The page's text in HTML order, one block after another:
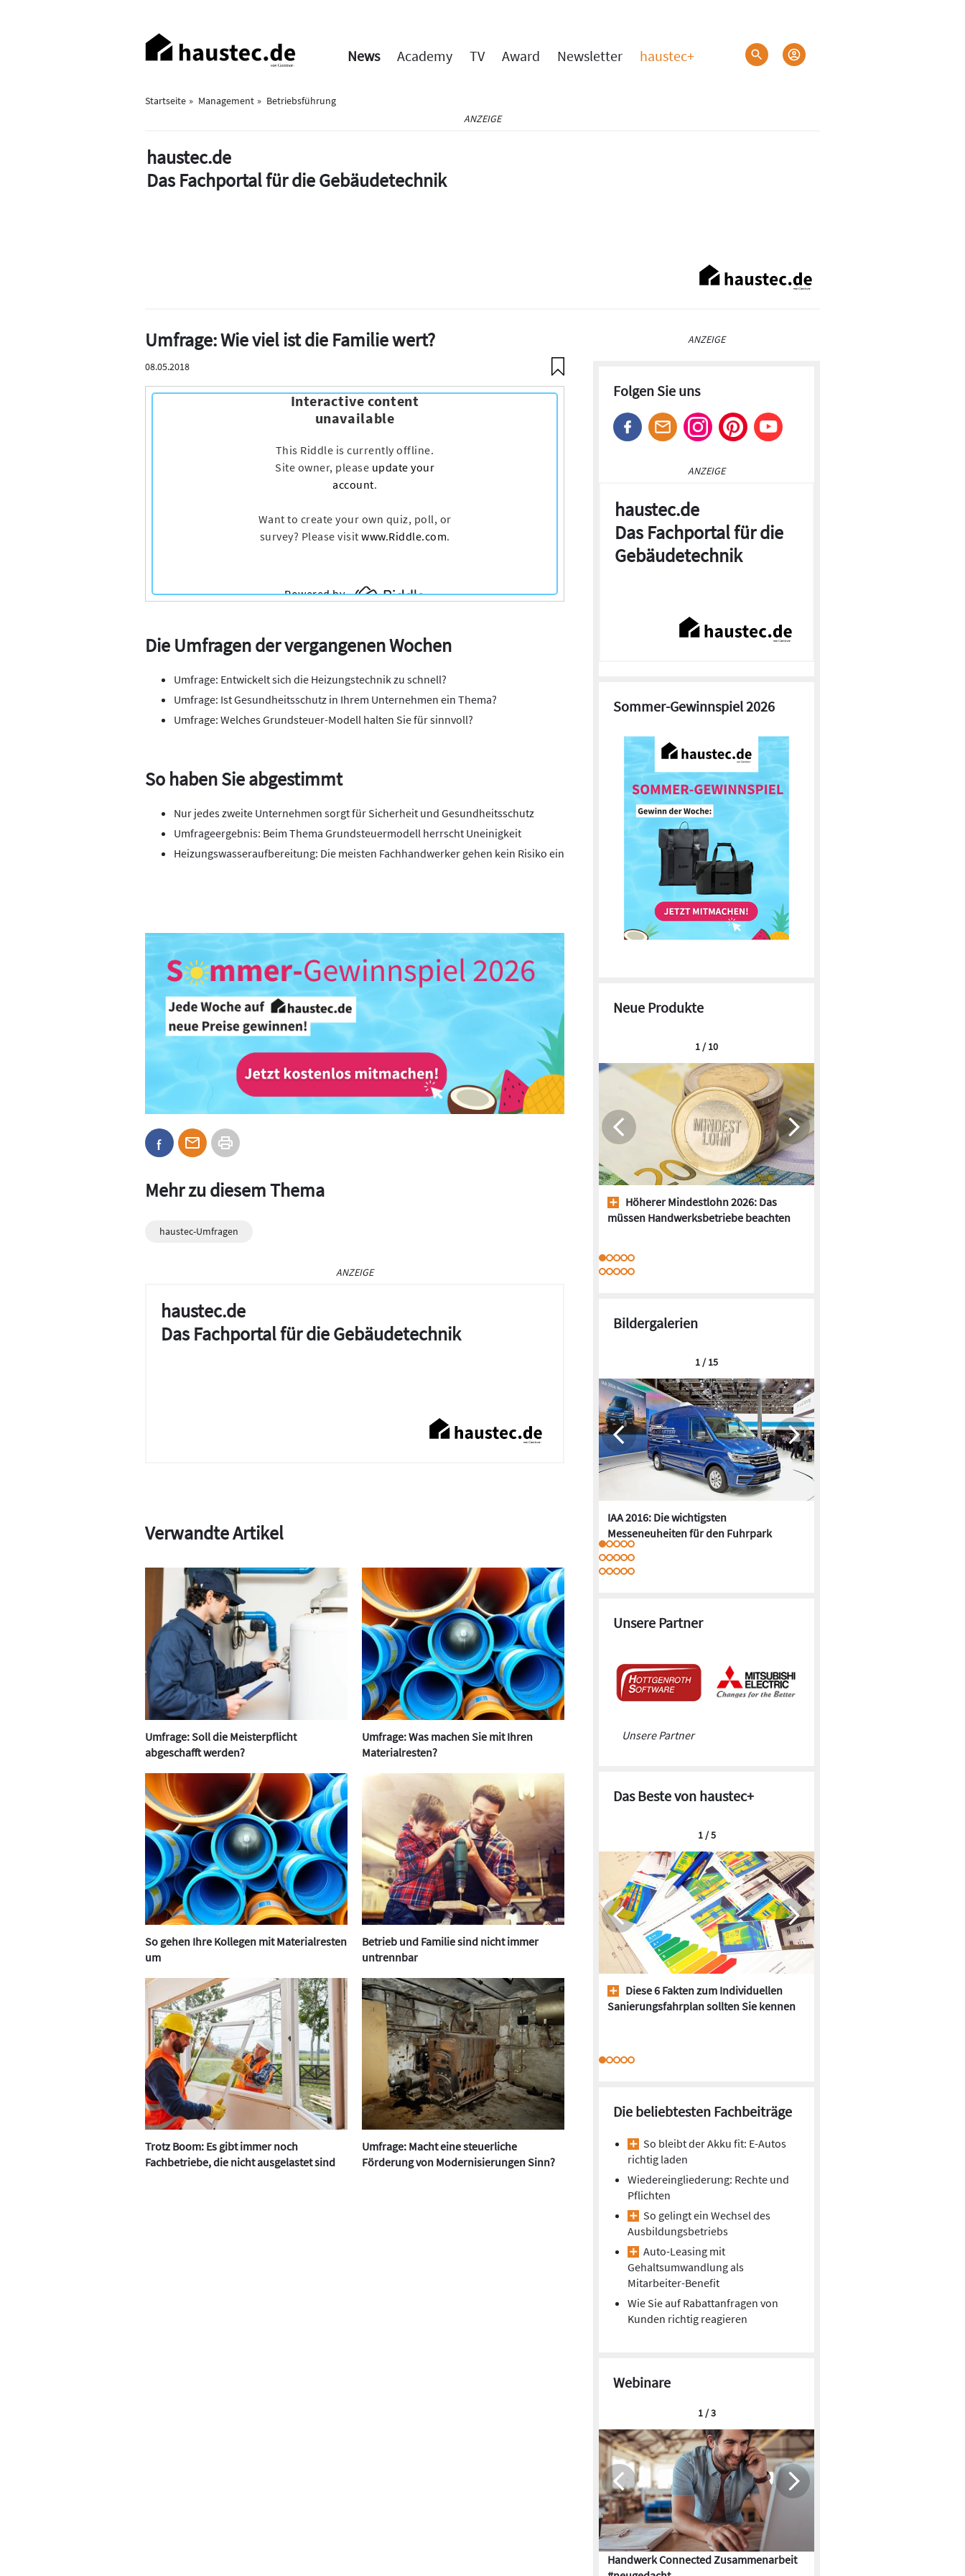
Haupt-
Navigation
News Academy TV Award Newsletter haustec+
Startseite Management
Betriebsführung
ANZEIGE
haustec.de
Das Fachportal für die Gebäudetechnik
Umfrage: Wie viel ist die Familie wert?
08.05.2018
Die Umfragen der vergangenen Wochen
Umfrage: Entwickelt sich die Heizungstechnik zu schnell?
Umfrage: Ist Gesundheitsschutz in Ihrem Unternehmen ein Thema?
Umfrage: Welches Grundsteuer-Modell halten Sie für sinnvoll?
So haben Sie abgestimmt
Nur jedes zweite Unternehmen sorgt für Sicherheit und Gesundheitsschutz
Umfrageergebnis: Beim Thema Grundsteuermodell herrscht Uneinigkeit
Heizungswasseraufbereitung: Die meisten Fachhandwerker gehen kein Risiko ein
Mehr zu diesem Thema
haustec-Umfragen
ANZEIGE
haustec.de
Das Fachportal für die Gebäudetechnik
Verwandte Artikel
Umfrage: Soll die Meisterpflicht
abgeschafft werden?
Umfrage: Was machen Sie mit Ihren
Materialresten?
So gehen Ihre Kollegen mit Materialresten
um
Betrieb und Familie sind nicht immer
untrennbar
Trotz Boom: Es gibt immer noch
Fachbetriebe, die nicht ausgelastet sind
Umfrage: Macht eine steuerliche
Förderung von Modernisierungen Sinn?
ANZEIGE
Folgen Sie uns
ANZEIGE
haustec.de
Das Fachportal für die
Gebäudetechnik
Sommer-Gewinnspiel 2026
Neue Produkte
Höherer Mindestlohn 2026: Das
müssen Handwerksbetriebe beachten
1 / 10
Bildergalerien
IAA 2016: Die wichtigsten
Messeneuheiten für den Fuhrpark
1 / 15
Unsere Partner
Unsere Partner
Das Beste von haustec+
Diese 6 Fakten zum Individuellen
Sanierungsfahrplan sollten Sie kennen
1 / 5
Die beliebtesten Fachbeiträge
So bleibt der Akku fit: E-Autos
richtig laden
Wiedereingliederung: Rechte und
Pflichten
So gelingt ein Wechsel des
Ausbildungsbetriebs
Auto-Leasing mit
Gehaltsumwandlung als
Mitarbeiter-Benefit
Wie Sie auf Rabattanfragen von
Kunden richtig reagieren
Webinare
Handwerk Connected Zusammenarbeit
1 / 3